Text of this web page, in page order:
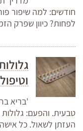
לפחות? כיוון שפרק
'בריא
טבעית. והפעם:
העזתן לשאול. כל